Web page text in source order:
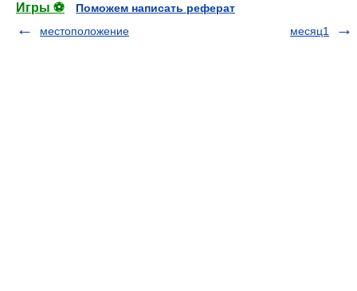
Игры ⚽
Поможем написать реферат
местоположение
месяц1